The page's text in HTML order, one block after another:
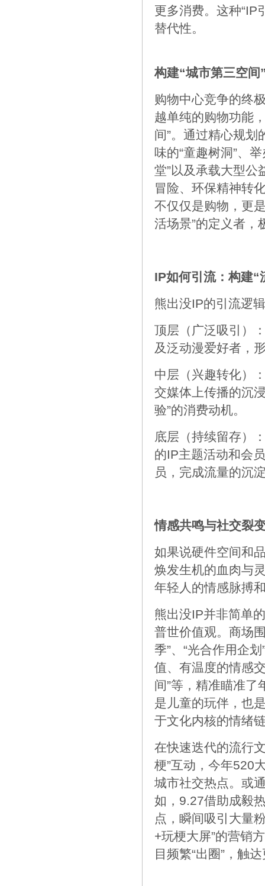
更多消费。这种“IP
替代性。
构建“城市第三空
购物中心竞争的终
越单纯的购物功能
间”。通过精心规划
味的“童趣树洞”、
堂”以及承载大型公
冒险、环保精神转
不仅仅是购物，更
活场景”的定义者，
IP如何引流：构建“
熊出没IP的引流逻
顶层（广泛吸引）
及泛动漫爱好者，
中层（兴趣转化）
交媒体上传播的沉
验”的消费动机。
底层（持续留存）
的IP主题活动和会
员，完成流量的沉
情感共鸣与社交裂
如果说硬件空间和
焕发生机的血肉与
年轻人的情感脉搏
熊出没IP并非简单
普世价值观。商场
季”、“光合作用企
值、有温度的情感
间”等，精准瞄准
是儿童的玩伴，也
于文化内核的情绪
在快速迭代的流行
梗”互动，今年520
城市社交热点。或
如，9.27借助成毅
点，瞬间吸引大量
+玩梗大屏”的营销
目频繁“出圈”，触